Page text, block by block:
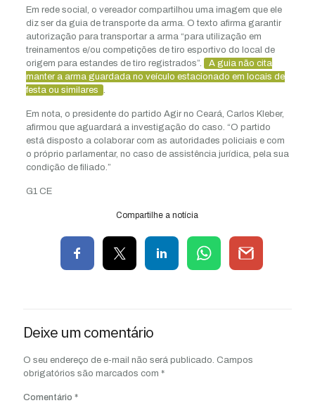
Em rede social, o vereador compartilhou uma imagem que ele
diz ser da guia de transporte da arma. O texto afirma garantir
autorização para transportar a arma “para utilização em
treinamentos e/ou competições de tiro esportivo do local de
origem para estandes de tiro registrados”.
A guia não cita
manter a arma guardada no veículo estacionado em locais de
festa ou similares
Em nota, o presidente do partido Agir no Ceará, Carlos Kleber,
afirmou que aguardará a investigação do caso. “O partido
está disposto a colaborar com as autoridades policiais e com
o próprio parlamentar, no caso de assistência jurídica, pela sua
condição de filiado.”
G1 CE
Compartilhe a notícia
Deixe um comentário
O seu endereço de e-mail não será publicado. Campos
obrigatórios são marcados com *
Comentário *